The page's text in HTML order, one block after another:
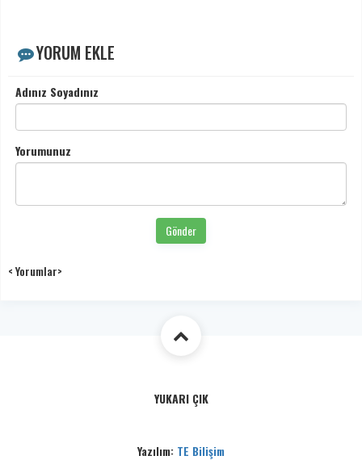
YORUM EKLE
Adınız Soyadınız
Yorumunuz
Gönder
< Yorumlar>
YUKARI ÇIK
Yazılım: TE Bilişim